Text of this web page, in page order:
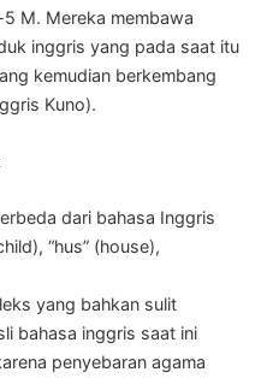
M. Mereka membawa
inggris yang pada saat itu
kemudian berkembang
Kuno).
dari bahasa Inggris
“hus” (house),
yang bahkan sulit
bahasa inggris saat ini
penyebaran agama